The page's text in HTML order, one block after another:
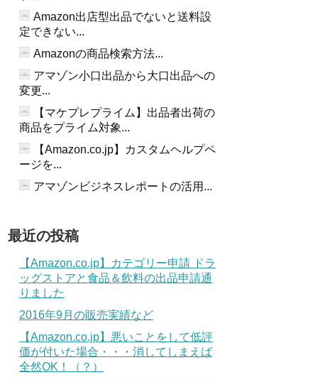
Amazon出店型出品でないと送料設
定できない...
Amazonの商品検索方法...
アマゾン小口出品から大口出品への
変更...
【マケプレプライム】出品者出荷の
商品をプライム対象...
【Amazon.co.jp】カスタムヘルプペ
ージを...
アマゾンビジネスレポートの活用...
最近の投稿
【Amazon.co.jp】カテゴリー申請 ドラ
ッグストアと食品＆飲料の出品申請通
りました
2016年9月の販売実績など
【Amazon.co.jp】悪いことをして低評
価が付いた場合・・・消してしまえば
全然OK！（？）